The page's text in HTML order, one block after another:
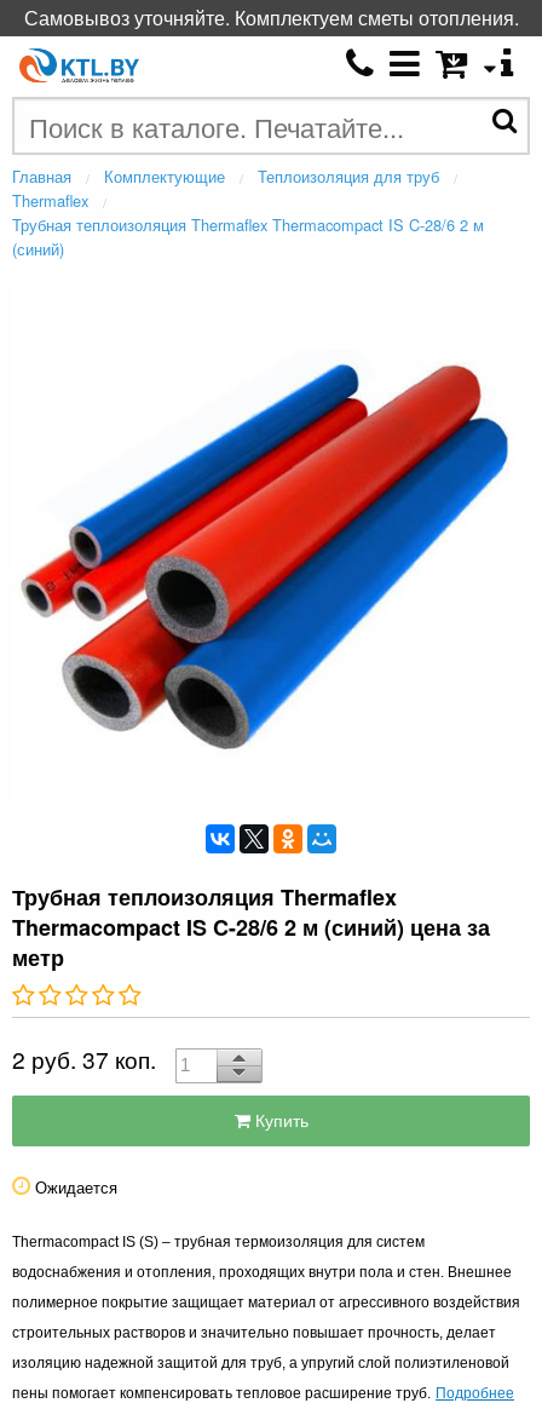
Главная Комплектующие
Теплоизоляция для труб
Thermaflex
Трубная теплоизоляция Thermaflex Thermacompact IS C-28/6 2 м
(синий)
Трубная теплоизоляция Thermaflex
Thermacompact IS C-28/6 2 м (синий) цена за
метр
2 руб. 37 коп.
Купить
Ожидается
Thermacompact IS (S) – трубная термоизоляция для систем
водоснабжения и отопления, проходящих внутри пола и стен. Внешнее
полимерное покрытие защищает материал от агрессивного воздействия
строительных растворов и значительно повышает прочность, делает
изоляцию надежной защитой для труб, а упругий слой полиэтиленовой
пены помогает компенсировать тепловое расширение труб. Подробнее
Самовывоз уточняйте. Комплектуем сметы отопления.